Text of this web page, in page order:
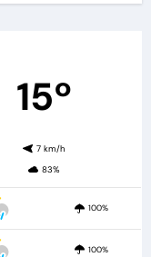
15º
7 km/h
83%
100%
100%